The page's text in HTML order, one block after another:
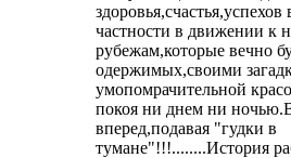
здоровья,счастья,успехов
частности в движении к
рубежам,которые вечно
одержимых,своими
умопомрачительной
покоя ни днем ни
вперед,подавая "гудки в
тумане"!!!........История